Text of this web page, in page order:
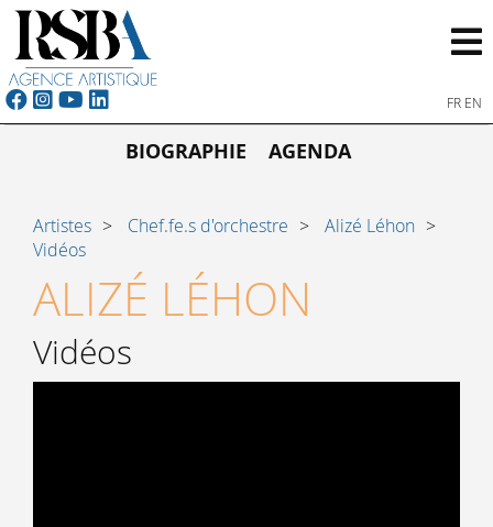
FR EN
BIOGRAPHIE AGENDA
Artistes Chef.fe.s d'orchestre
Alizé Léhon
Vidéos
ALIZÉ LÉHON
Vidéos